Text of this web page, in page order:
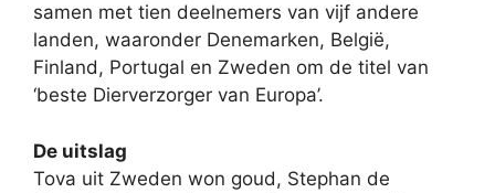
samen met tien deelnemers van vijf andere
landen, waaronder Denemarken, België,
Finland, Portugal en Zweden om de titel van
‘beste Dierverzorger van Europa’.
De uitslag
Tova uit Zweden won goud, Stephan de